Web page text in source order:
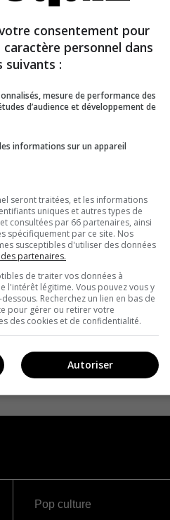
Pop culture
consentement pour
personnel dans
suivants :
mesure de performance des
d’audience et développement de
informations sur un appareil
seront traitées, et les informations
uniques et autres types de
consultées par 66 partenaires, ainsi
spécifiquement par ce site. Nos
susceptibles d'utiliser des données
partenaires.
de traiter vos données à
l'intérêt légitime. Vous pouvez vous y
Recherchez un lien en bas de
pour gérer ou retirer votre
des cookies et de confidentialité.
Autoriser